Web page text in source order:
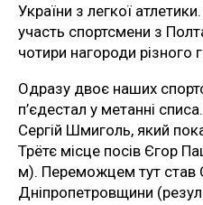
України з легкої
участь спортсмени з
чотири нагороди різного
Одразу двоє наших
п’єдестал у метанні
Сергій Шмиголь, який
Трётє місце посів Єгор
м). Переможцем тут став
Дніпропетровщини